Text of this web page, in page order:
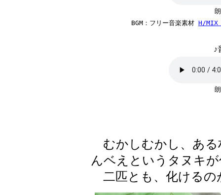
BGM：フリー音楽素材 H/MIX
♪
むかしむかし、ある
んベえというタヌキ
二匹とも、化けるの